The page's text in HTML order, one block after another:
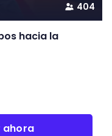
404
hacia la
ahora